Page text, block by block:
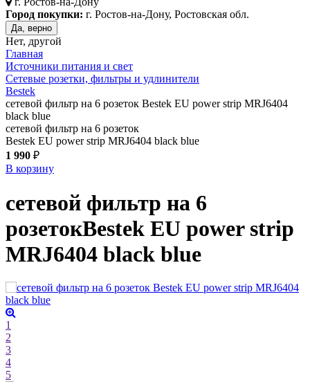
Город покупки: г. Ростов-на-Дону, Ростовская обл.
Да, верно
Нет, другой
Главная
Источники питания и свет
Сетевые розетки, фильтры и удлинители
Bestek
сетевой фильтр на 6 розеток Bestek EU power strip MRJ6404
black blue
сетевой фильтр на 6 розеток
Bestek EU power strip MRJ6404 black blue
1 990 ₽
В корзину
сетевой фильтр на 6
розетокBestek EU power strip
MRJ6404 black blue
1
2
3
4
5